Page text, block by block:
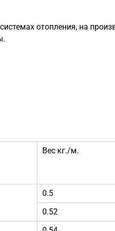
отопления, на
Вес кг./м.
0.5
0.52